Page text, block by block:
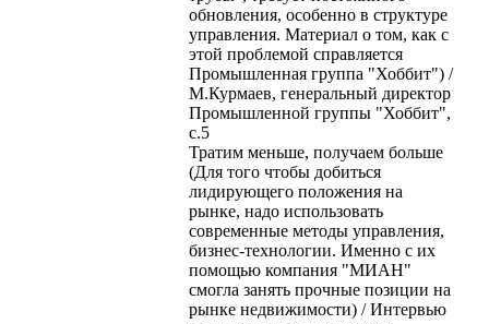
обновления, особенно в структуре
управления. Материал о том, как с
этой проблемой справляется
Промышленная группа "Хоббит") /
М.Курмаев, генеральный директор
Промышленной группы "Хоббит",
с.5
Тратим меньше, получаем больше
(Для того чтобы добиться
лидирующего положения на
рынке, надо использовать
современные методы управления,
бизнес-технологии. Именно с их
помощью компания "МИАН"
смогла занять прочные позиции на
рынке недвижимости) / Интервью